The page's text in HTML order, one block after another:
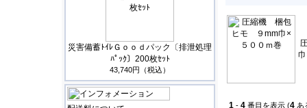
災害備蓄ﾄｲﾚＧｏｏｄパック〔排泄処理
ﾊﾟｯｸ〕200枚ｾｯﾄ
43,740円（税込）
1 - 4 番目を表示 (4 あ